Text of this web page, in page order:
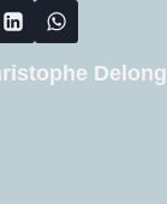
Delong